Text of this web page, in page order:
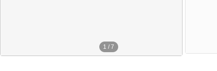
1 / 7